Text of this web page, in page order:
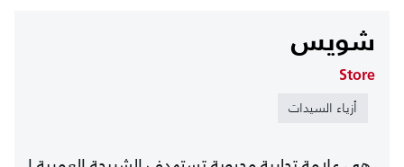
شويس
Store
أزياء السيدات